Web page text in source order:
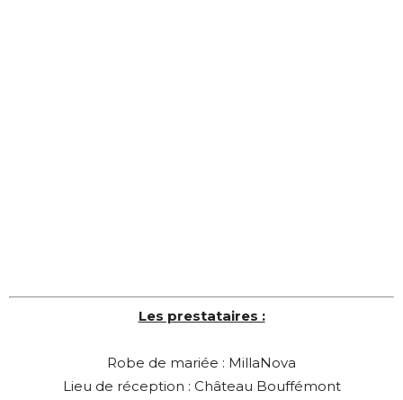
Les prestataires :
Robe de mariée : MillaNova
Lieu de réception : Château Bouffémont